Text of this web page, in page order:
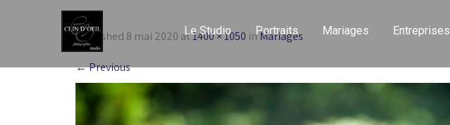
Le Studio Portraits Mariages Entreprises
Published 8 mai 2020 at1400 × 1050 inMariages
←Previous